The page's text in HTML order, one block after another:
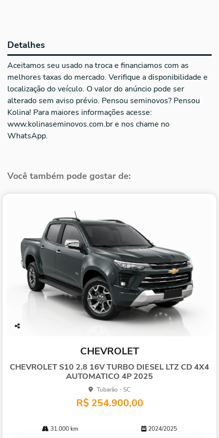
Detalhes
Aceitamos seu usado na troca e financiamos com as
melhores taxas do mercado. Verifique a disponibilidade e
localização do veículo. O valor do anúncio pode ser
alterado sem aviso prévio. Pensou seminovos? Pensou
Kolina! Para maiores informações acesse:
www.kolinaseminovos.com.br e nos chame no
WhatsApp.
Você também pode gostar de:
CHEVROLET
CHEVROLET S10 2.8 16V TURBO DIESEL LTZ CD 4X4
AUTOMATICO 4P 2025
Tubarão - SC
R$ 254.900,00
31.000 km 2024/2025